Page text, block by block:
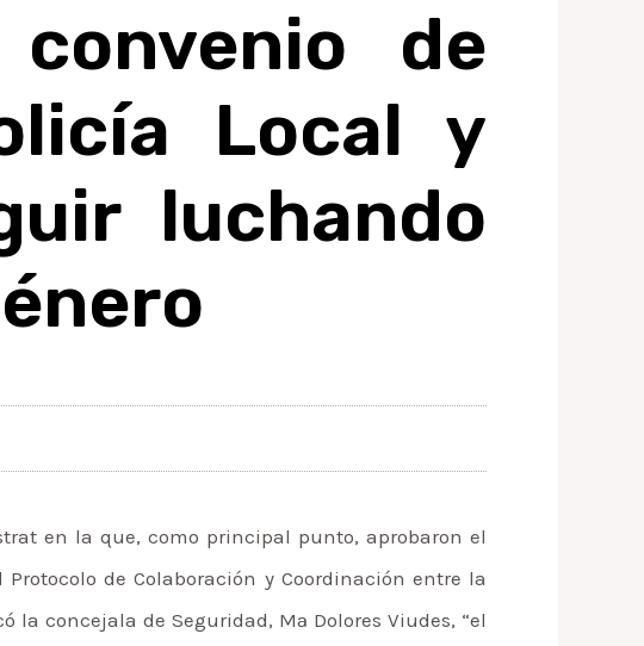
de
Local y
luchando
en la que, como principal punto, aprobaron el
de Colaboración y Coordinación entre la
concejala de Seguridad, Mª Dolores Viudes, “el